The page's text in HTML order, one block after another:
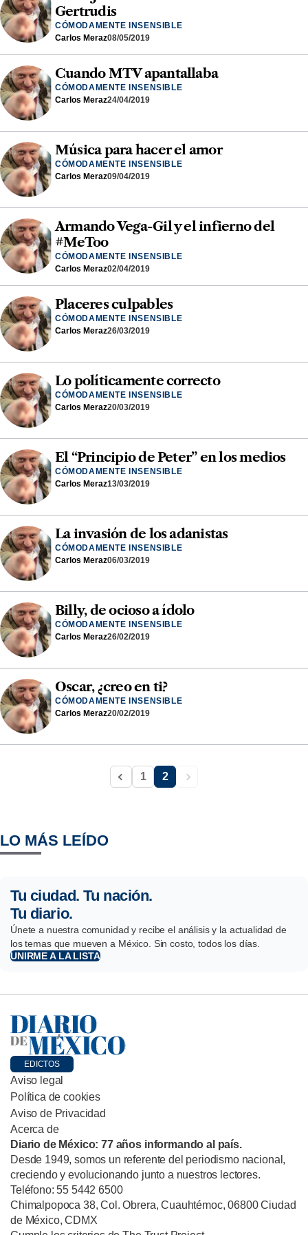
Gertrudis
CÓMODAMENTE INSENSIBLE
Carlos Meraz08/05/2019
Cuando MTV apantallaba
CÓMODAMENTE INSENSIBLE
Carlos Meraz24/04/2019
Música para hacer el amor
CÓMODAMENTE INSENSIBLE
Carlos Meraz09/04/2019
Armando Vega-Gil y el infierno del
#MeToo
CÓMODAMENTE INSENSIBLE
Carlos Meraz02/04/2019
Placeres culpables
CÓMODAMENTE INSENSIBLE
Carlos Meraz26/03/2019
Lo políticamente correcto
CÓMODAMENTE INSENSIBLE
Carlos Meraz20/03/2019
El “Principio de Peter” en los medios
CÓMODAMENTE INSENSIBLE
Carlos Meraz13/03/2019
La invasión de los adanistas
CÓMODAMENTE INSENSIBLE
Carlos Meraz06/03/2019
Billy, de ocioso a ídolo
CÓMODAMENTE INSENSIBLE
Carlos Meraz26/02/2019
Oscar, ¿creo en ti?
CÓMODAMENTE INSENSIBLE
Carlos Meraz20/02/2019
1 2
LO MÁS LEÍDO
Tu ciudad. Tu nación.
Tu diario.
Únete a nuestra comunidad y recibe el análisis y la actualidad de
los temas que mueven a México. Sin costo, todos los días.
UNIRME A LA LISTA
EDICTOS
Aviso legal
Política de cookies
Aviso de Privacidad
Acerca de
Diario de México: 77 años informando al país.
Desde 1949, somos un referente del periodismo nacional,
creciendo y evolucionando junto a nuestros lectores.
Teléfono: 55 5442 6500
Chimalpopoca 38, Col. Obrera, Cuauhtémoc, 06800 Ciudad
de México, CDMX